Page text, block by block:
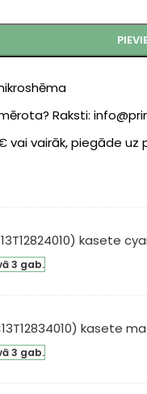
Raksti:
vai vairāk, piegāde
kasete
3 gab.
kasete
3 gab.